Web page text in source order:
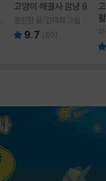
고양이 해결사 깜냥 9
홍민정 글/김재희 그림
9.7 (60)